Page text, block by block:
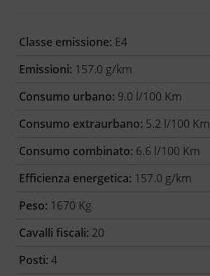
Classe emissione: E4
Emissioni: 157.0 g/km
Consumo urbano: 9.0 l/100 Km
Consumo extraurbano: 5.2 l/100 Km
Consumo combinato: 6.6 l/100 Km
Efficienza energetica: 157.0 g/km
Peso: 1670 Kg
Cavalli fiscali: 20
Posti: 4